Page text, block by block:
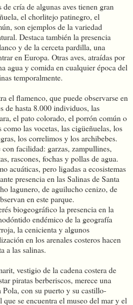
cría de algunas aves tienen gran
el chorlitejo patinegro, el
son ejemplos de la variedad
Destaca también la presencia
y de la cerceta pardilla, una
en Europa. Otras aves, atraídas por
agua y comida en cualquier época del
temporalmente.
el flamenco, que puede observarse en
de hasta 8.000 individuos, las
el pato colorado, el porrón común o
las vocetas, las cigüeñuelas, los
los correlimos y los archibebes.
facilidad: garzas, zampullines,
rascones, fochas y pollas de agua.
acuáticas, pero ligadas a ecosistemas
presencia en las Salinas de Santa
lagunero, de aguilucho cenizo, de
en este parque.
biogeográfico la presencia en la
endémico de la geografía
la cenicienta y algunos
en los arenales costeros hacen
a las salinas.
vestigio de la cadena costera de
piratas berberiscos, merece una
con su puerto y su castillo-
se encuentra el museo del mar y el